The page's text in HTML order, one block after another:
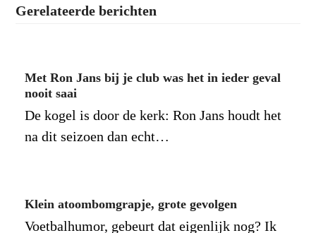
Gerelateerde berichten
Met Ron Jans bij je club was het in ieder geval
nooit saai
De kogel is door de kerk: Ron Jans houdt het
na dit seizoen dan echt…
Klein atoombomgrapje, grote gevolgen
Voetbalhumor, gebeurt dat eigenlijk nog? Ik